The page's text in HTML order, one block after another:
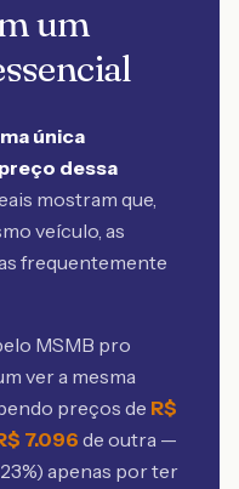
um
única
dessa
mostram que,
veículo, as
frequentemente
MSMB pro
ver a mesma
preços de R$
7.096 de outra —
%) apenas por ter